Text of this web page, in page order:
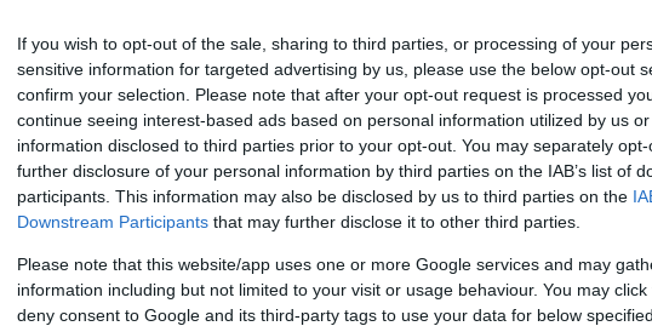
If you wish to opt-out of the sale, sharing to third parties, or processing of your
sensitive information for targeted advertising by us, please use the below opt-out
confirm your selection. Please note that after your opt-out request is processed
continue seeing interest-based ads based on personal information utilized by us
information disclosed to third parties prior to your opt-out. You may separately
further disclosure of your personal information by third parties on the IAB’s list of
participants. This information may also be disclosed by us to third parties on the
Downstream Participants that may further disclose it to other third parties.
Please note that this website/app uses one or more Google services and may
information including but not limited to your visit or usage behaviour. You may
deny consent to Google and its third-party tags to use your data for below
θα καταλάβετε τη διαφορά – Τι να
κάνετε
Γλυκός και προστατευτικός στην αρχή της σχέσης, αλλά μετά
γίνεται ψυχρός και απόμακρος...Ίσως ο σύντροφός σας να μην
κρατάει εσάς σε απόσταση, αλλά να δυσκολεύεται με τη
διαχείριση του ίδιου του του εαυτού - Μια ειδικός θέτει στο
τραπέζι το ενδεχόμενο το πρόβλημα να οφείλεται σε αδιάγνωστη
περίπτωση αυτισμού